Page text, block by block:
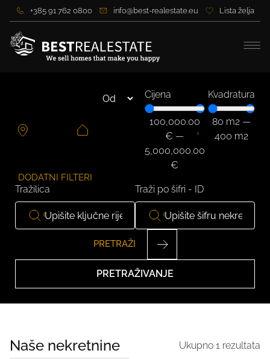
+385 91 762 0800 info@best-realestate.eu Lista želja
Cijena
100,000.00
€ —
5,000,000.00
€
Kvadratura
80 m2 —
400 m2
DODATNI FILTERI
Tražilica Traži po šifri - ID
PRETRAŽI
PRETRAŽIVANJE
Naše nekretnine Ukupno 1 rezultata